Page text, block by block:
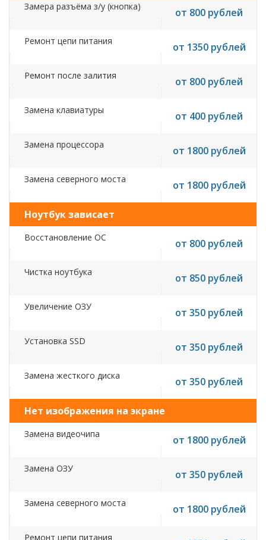
Замера разъёма з/у (кнопка) от 800 рублей
Ремонт цепи питания от 1350 рублей
Ремонт после залития от 800 рублей
Замена клавиатуры от 400 рублей
Замена процессора от 1800 рублей
Замена северного моста от 1800 рублей
Ноутбук зависает
Восстановление ОС от 800 рублей
Чистка ноутбука от 850 рублей
Увеличение ОЗУ от 350 рублей
Установка SSD от 350 рублей
Замена жесткого диска от 350 рублей
Нет изображения на экране
Замена видеочипа от 1800 рублей
Замена ОЗУ от 350 рублей
Замена северного моста от 1800 рублей
Ремонт цепи питания